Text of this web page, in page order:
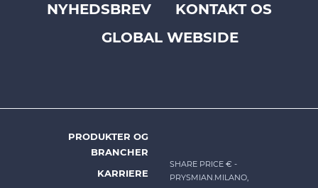
Footer
Prysmian
NYHEDSBREV
KONTAKT OS
GLOBAL WEBSIDE
PRODUKTER OG
BRANCHER
KARRIERE
SHARE PRICE € -
PRYSMIAN.MILANO,